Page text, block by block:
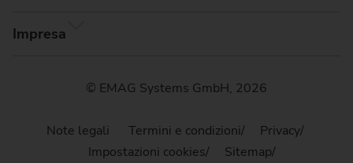
Impresa
© EMAG Systems GmbH, 2026
Note legali Termini e condizioni
Privacy
Impostazioni cookies
Sitemap